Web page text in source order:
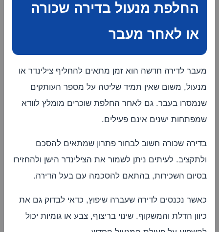
החלפת מנעול בדירה שכורה
או לאחר מעבר
מעבר לדירה חדשה הוא זמן מתאים להחליף צילינדר או
מנעול, משום שאין תמיד שליטה על מספר העותקים
שנמסרו בעבר. גם לאחר החלפת שוכרים מומלץ לוודא
שמפתחות ישנים אינם פעילים.
בדירה שכורה חשוב לבחור פתרון שמתאים להסכם
ולתקציב. לעיתים ניתן לשמור את הצילינדר הישן ולהחזירו
בסיום השכירות, בהתאם להסכמה עם בעל הדירה.
כאשר נכנסים לדירה שעברה שיפוץ, כדאי לבדוק גם את
כיוון הדלת והמשקוף. שינוי בריצוף, צבע או גומיות יכול